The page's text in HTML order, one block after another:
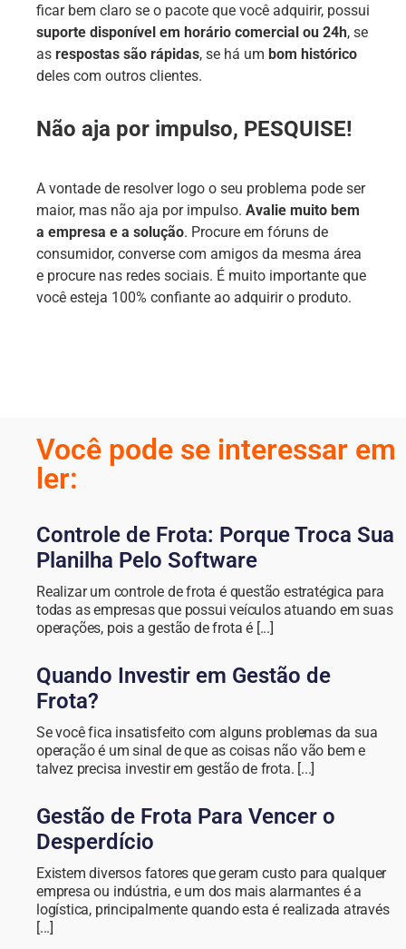
ficar bem claro se o pacote que você adquirir, possui
suporte disponível em horário comercial ou 24h, se
as respostas são rápidas, se há um bom histórico
deles com outros clientes.
Não aja por impulso, PESQUISE!
A vontade de resolver logo o seu problema pode ser
maior, mas não aja por impulso. Avalie muito bem
a empresa e a solução. Procure em fóruns de
consumidor, converse com amigos da mesma área
e procure nas redes sociais. É muito importante que
você esteja 100% confiante ao adquirir o produto.
Você pode se interessar em
ler:
Controle de Frota: Porque Troca Sua
Planilha Pelo Software
Realizar um controle de frota é questão estratégica para
todas as empresas que possui veículos atuando em suas
operações, pois a gestão de frota é [...]
Quando Investir em Gestão de
Frota?
Se você fica insatisfeito com alguns problemas da sua
operação é um sinal de que as coisas não vão bem e
talvez precisa investir em gestão de frota. [...]
Gestão de Frota Para Vencer o
Desperdício
Existem diversos fatores que geram custo para qualquer
empresa ou indústria, e um dos mais alarmantes é a
logística, principalmente quando esta é realizada através
[...]